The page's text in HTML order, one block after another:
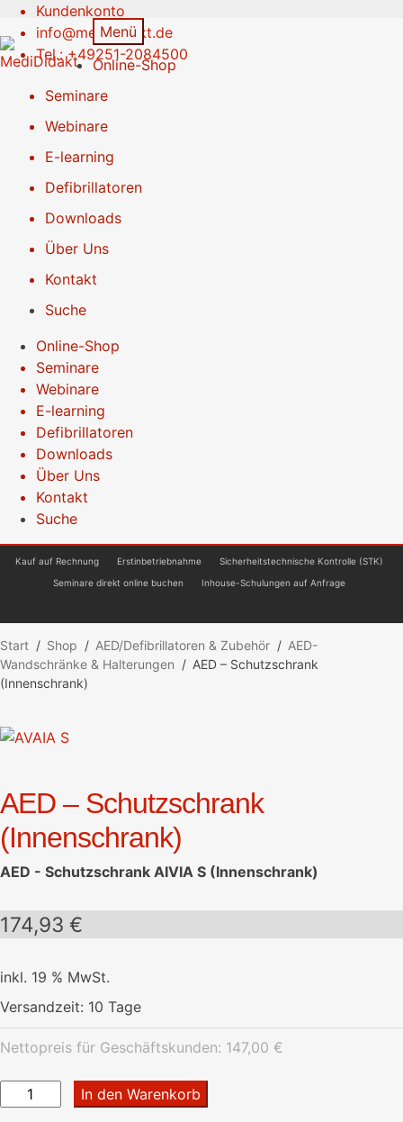
Kundenkonto
info@medididakt.de
Tel.: +49251-2084500
Zur
Navigation
springen
Springe
zum
Inhalt
Menü
Online-Shop
Seminare
Webinare
E-learning
Defibrillatoren
Downloads
Über Uns
Kontakt
Suche
Online-Shop
Seminare
Webinare
E-learning
Defibrillatoren
Downloads
Über Uns
Kontakt
Suche
Kauf auf Rechnung Erstinbetriebnahme
Sicherheitstechnische Kontrolle (STK)
Seminare direkt online buchen
Inhouse-Schulungen auf Anfrage
Start / Shop / AED/Defibrillatoren & Zubehör / AED-
Wandschränke & Halterungen / AED – Schutzschrank
(Innenschrank)
AED – Schutzschrank
(Innenschrank)
AED - Schutzschrank AIVIA S (Innenschrank)
174,93 €
inkl. 19 % MwSt.
Versandzeit: 10 Tage
Nettopreis für Geschäftskunden: 147,00 €
AED
-
In den Warenkorb